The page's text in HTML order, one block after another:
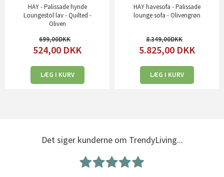
HAY - Palissade hynde
Loungestol lav - Quilted -
Oliven
699,00
524,00 DKK
LÆG I KURV
HAY havesofa - Palissade
lounge sofa - Olivengrøn
8.349,00
5.825,00 DKK
LÆG I KURV
Det siger kunderne om TrendyLiving...